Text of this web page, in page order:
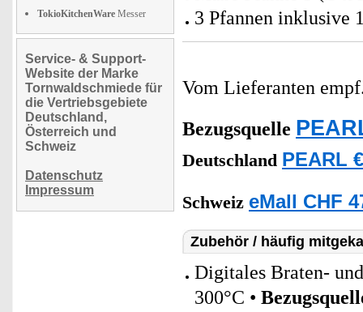
TokioKitchenWare Messer
Service- & Support-
Website der Marke
Tornwaldschmiede für
die Vertriebsgebiete
Deutschland,
Österreich und
Schweiz
Datenschutz
Impressum
3 Pfannen inklusive
Vom Lieferanten
Bezugsquelle
Deutschland PEARL
Schweiz eMall CHF
Zubehör / häufig
Digitales Braten-
300°C •